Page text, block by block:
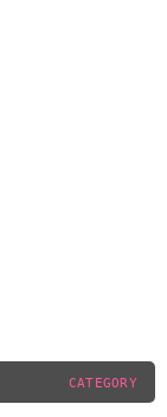
CATEGORY